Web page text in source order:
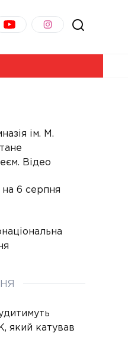
ім. М.
Відео
на 6 серпня
який катував